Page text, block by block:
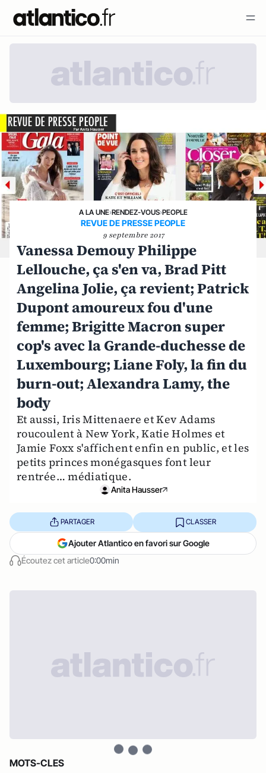
A LA UNE›RENDEZ-VOUS›PEOPLE
REVUE DE PRESSE PEOPLE
9 septembre 2017
Vanessa Demouy Philippe
Lellouche, ça s'en va, Brad Pitt
Angelina Jolie, ça revient; Patrick
Dupont amoureux fou d'une
femme; Brigitte Macron super
cop's avec la Grande-duchesse de
Luxembourg; Liane Foly, la fin du
burn-out; Alexandra Lamy, the
body
Et aussi, Iris Mittenaere et Kev Adams
roucoulent à New York, Katie Holmes et
Jamie Foxx s'affichent enfin en public, et les
petits princes monégasques font leur
rentrée… médiatique.
Anita Hausser
Écoutez cet article0:00min
PARTAGER CLASSER
Ajouter Atlantico en favori sur Google
MOTS-CLES